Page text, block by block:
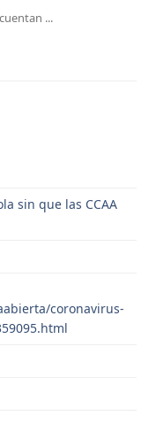
...
sin que las CCAA
coronavirus-